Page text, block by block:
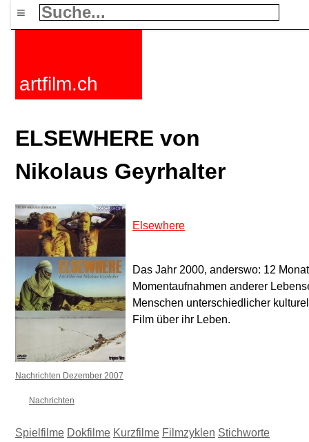
≡
artfilm.ch
ELSEWHERE von
Nikolaus Geyrhalter
Elsewhere
Das Jahr 2000, anderswo: 12
Momentaufnahmen anderer
Menschen unterschiedlicher
Film über ihr Leben.
Nachrichten Dezember 2007
Nachrichten
Spielfilme Dokfilme Kurzfilme Filmzyklen Stichworte